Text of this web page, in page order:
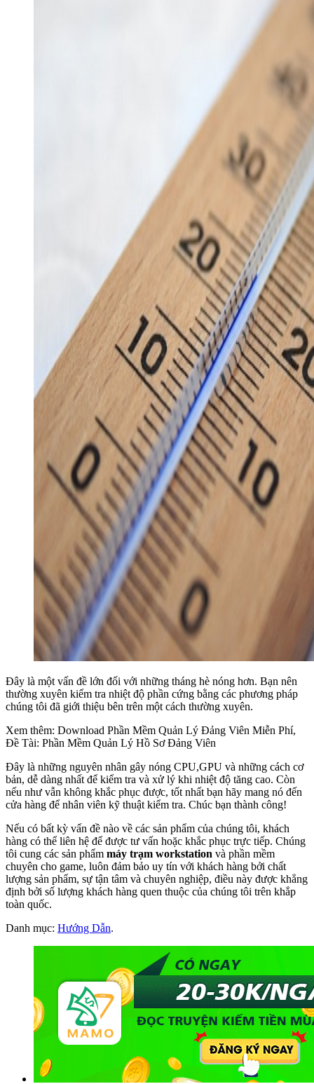
Đây là một vấn đề lớn đối với những tháng hè nóng hơn. Bạn nên
thường xuyên kiểm tra nhiệt độ phần cứng bằng các phương pháp
chúng tôi đã giới thiệu bên trên một cách thường xuyên.
Xem thêm: Download Phần Mềm Quản Lý Đảng Viên Miễn Phí,
Đề Tài: Phần Mềm Quản Lý Hồ Sơ Đảng Viên
Đây là những nguyên nhân gây nóng CPU,GPU và những cách cơ
bản, dễ dàng nhất để kiểm tra và xử lý khi nhiệt độ tăng cao. Còn
nếu như vẫn không khắc phục được, tốt nhất bạn hãy mang nó đến
cửa hàng để nhân viên kỹ thuật kiểm tra. Chúc bạn thành công!
Nếu có bất kỳ vấn đề nào về các sản phẩm của chúng tôi, khách
hàng có thể liên hệ để được tư vấn hoặc khắc phục trực tiếp. Chúng
tôi cung các sản phẩm máy trạm workstation và phần mềm
chuyên cho game, luôn đảm bảo uy tín với khách hàng bởi chất
lượng sản phẩm, sự tận tâm và chuyên nghiệp, điều này được khẳng
định bởi số lượng khách hàng quen thuộc của chúng tôi trên khắp
toàn quốc.
Danh mục: Hướng Dẫn.